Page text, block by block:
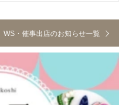
WS・催事出店のお知らせ一覧